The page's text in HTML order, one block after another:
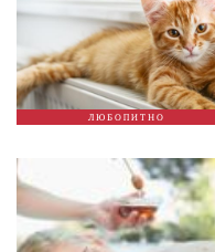
ЛЮБОПИТНО